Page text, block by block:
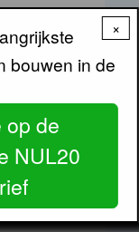
III
prikkelarm
in Almere
kleine linkse
×
bouwen in de
op de
NUL20